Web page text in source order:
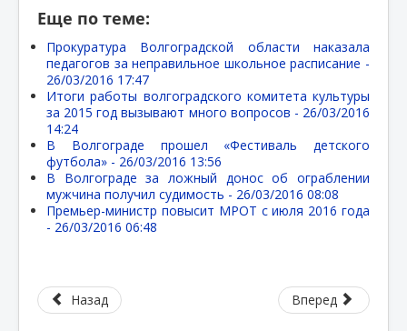
Еще по теме:
Прокуратура Волгоградской области наказала
педагогов за неправильное школьное расписание -
26/03/2016 17:47
Итоги работы волгоградского комитета культуры
за 2015 год вызывают много вопросов - 26/03/2016
14:24
В Волгограде прошел «Фестиваль детского
футбола» - 26/03/2016 13:56
В Волгограде за ложный донос об ограблении
мужчина получил судимость - 26/03/2016 08:08
Премьер-министр повысит МРОТ с июля 2016 года
- 26/03/2016 06:48
Назад Вперед